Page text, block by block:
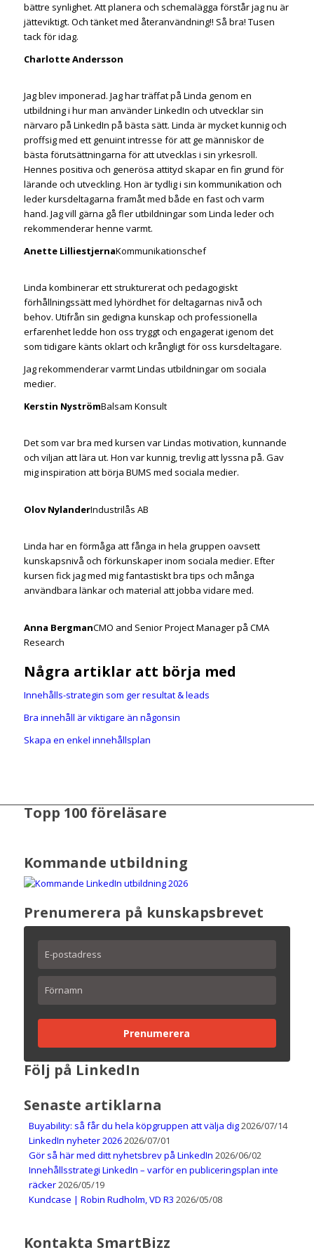
bättre synlighet. Att planera och schemalägga förstår jag nu är
jätteviktigt. Och tänket med återanvändning!! Så bra! Tusen
tack för idag.
Charlotte Andersson
Jag blev imponerad. Jag har träffat på Linda genom en
utbildning i hur man använder LinkedIn och utvecklar sin
närvaro på LinkedIn på bästa sätt. Linda är mycket kunnig och
proffsig med ett genuint intresse för att ge människor de
bästa förutsättningarna för att utvecklas i sin yrkesroll.
Hennes positiva och generösa attityd skapar en fin grund för
lärande och utveckling. Hon är tydlig i sin kommunikation och
leder kursdeltagarna framåt med både en fast och varm
hand. Jag vill gärna gå fler utbildningar som Linda leder och
rekommenderar henne varmt.
Anette LilliestjernaKommunikationschef
Linda kombinerar ett strukturerat och pedagogiskt
förhållningssätt med lyhördhet för deltagarnas nivå och
behov. Utifrån sin gedigna kunskap och professionella
erfarenhet ledde hon oss tryggt och engagerat igenom det
som tidigare känts oklart och krångligt för oss kursdeltagare.
Jag rekommenderar varmt Lindas utbildningar om sociala
medier.
Kerstin NyströmBalsam Konsult
Det som var bra med kursen var Lindas motivation, kunnande
och viljan att lära ut. Hon var kunnig, trevlig att lyssna på. Gav
mig inspiration att börja BUMS med sociala medier.
Olov NylanderIndustrilås AB
Linda har en förmåga att fånga in hela gruppen oavsett
kunskapsnivå och förkunskaper inom sociala medier. Efter
kursen fick jag med mig fantastiskt bra tips och många
användbara länkar och material att jobba vidare med.
Anna BergmanCMO and Senior Project Manager på CMA
Research
Några artiklar att börja med
Innehålls-strategin som ger resultat & leads
Bra innehåll är viktigare än någonsin
Skapa en enkel innehållsplan
Topp 100 föreläsare
Kommande utbildning
Prenumerera på kunskapsbrevet
Prenumerera
Följ på LinkedIn
Senaste artiklarna
Buyability: så får du hela köpgruppen att välja dig2026/07/14
LinkedIn nyheter 20262026/07/01
Gör så här med ditt nyhetsbrev på LinkedIn 2026/06/02
Innehållsstrategi LinkedIn – varför en publiceringsplan inte
räcker2026/05/19
Kundcase | Robin Rudholm, VD R3 2026/05/08
Kontakta SmartBizz